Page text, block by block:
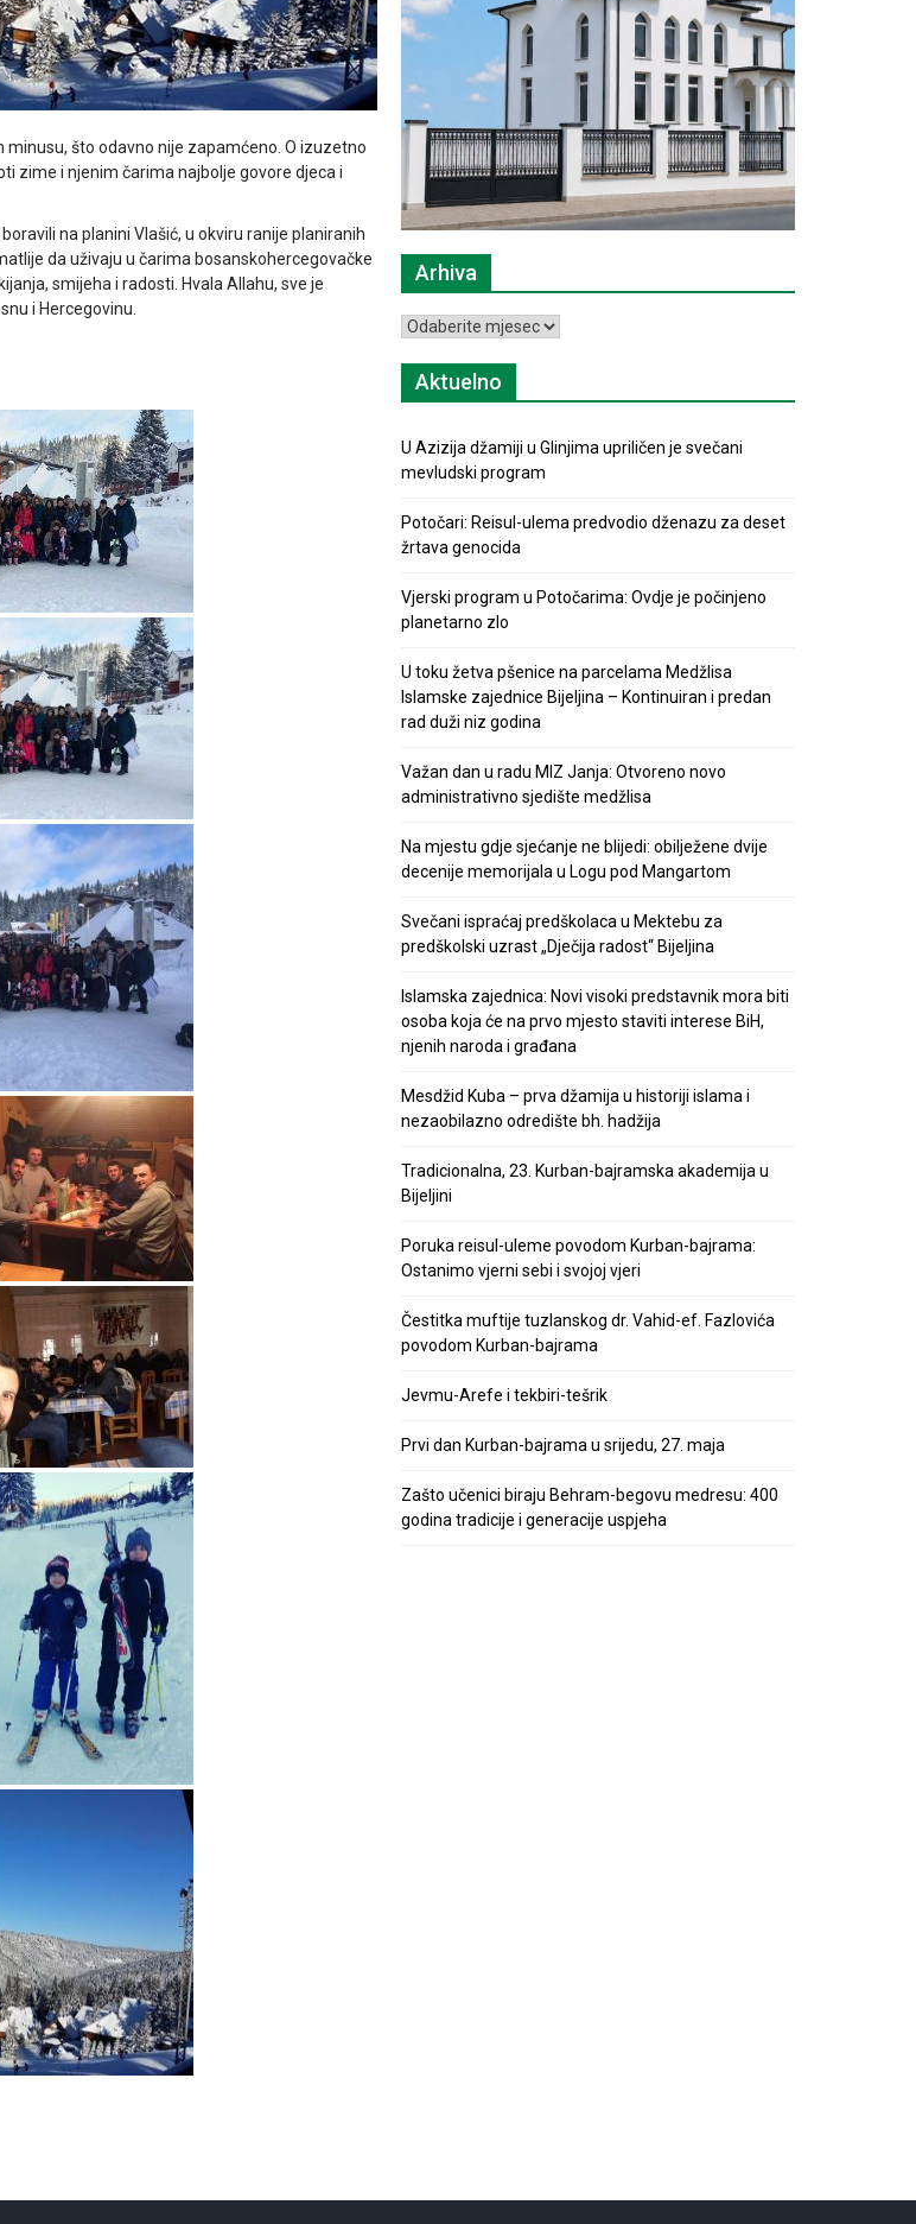
što odavno nije zapamćeno. O izuzetno
zime i njenim čarima najbolje govore djeca i
na planini Vlašić, u okviru ranije planiranih
da uživaju u čarima bosanskohercegovačke
smijeha i radosti. Hvala Allahu, sve je
i Hercegovinu.
Arhiva
Arhiva
Aktuelno
U Azizija džamiji u Glinjima upriličen je svečani
mevludski program
Potočari: Reisul-ulema predvodio dženazu za deset
žrtava genocida
Vjerski program u Potočarima: Ovdje je počinjeno
planetarno zlo
U toku žetva pšenice na parcelama Medžlisa
Islamske zajednice Bijeljina – Kontinuiran i predan
rad duži niz godina
Važan dan u radu MIZ Janja: Otvoreno novo
administrativno sjedište medžlisa
Na mjestu gdje sjećanje ne blijedi: obilježene dvije
decenije memorijala u Logu pod Mangartom
Svečani ispraćaj predškolaca u Mektebu za
predškolski uzrast „Dječija radost“ Bijeljina
Islamska zajednica: Novi visoki predstavnik mora biti
osoba koja će na prvo mjesto staviti interese BiH,
njenih naroda i građana
Mesdžid Kuba – prva džamija u historiji islama i
nezaobilazno odredište bh. hadžija
Tradicionalna, 23. Kurban-bajramska akademija u
Bijeljini
Poruka reisul-uleme povodom Kurban-bajrama:
Ostanimo vjerni sebi i svojoj vjeri
Čestitka muftije tuzlanskog dr. Vahid-ef. Fazlovića
povodom Kurban-bajrama
Jevmu-Arefe i tekbiri-tešrik
Prvi dan Kurban-bajrama u srijedu, 27. maja
Zašto učenici biraju Behram-begovu medresu: 400
godina tradicije i generacije uspjeha